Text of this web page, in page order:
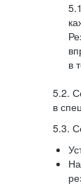
в
5.2.
в
5.3.